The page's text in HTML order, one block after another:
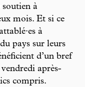
soutien à
mois. Et si ce
à
pays sur leurs
d’un bref
après-
compris.